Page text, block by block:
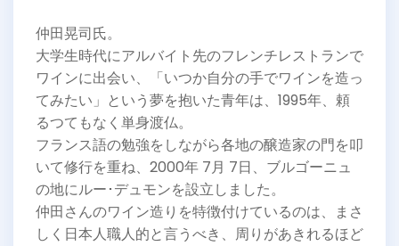
仲田晃司氏。
大学生時代にアルバイト先のフレンチレストランで
ワインに出会い、「いつか自分の手でワインを造っ
てみたい」という夢を抱いた青年は、1995年、頼
るつてもなく単身渡仏。
フランス語の勉強をしながら各地の醸造家の門を叩
いて修行を重ね、2000年 7月 7日、ブルゴーニュ
の地にルー･デュモンを設立しました。
仲田さんのワイン造りを特徴付けているのは、まさ
しく日本人職人的と言うべき、周りがあきれるほど